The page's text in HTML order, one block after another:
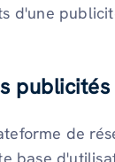
d'une
publicités
de
base